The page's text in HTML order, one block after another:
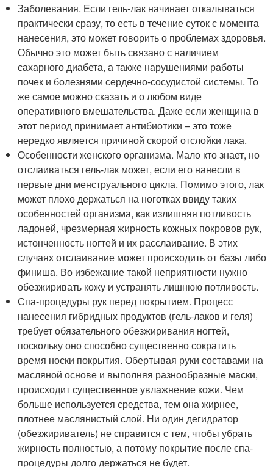
Заболевания. Если гель-лак начинает откалываться
практически сразу, то есть в течение суток с момента
нанесения, это может говорить о проблемах здоровья.
Обычно это может быть связано с наличием
сахарного диабета, а также нарушениями работы
почек и болезнями сердечно-сосудистой системы. То
же самое можно сказать и о любом виде
оперативного вмешательства. Даже если женщина в
этот период принимает антибиотики – это тоже
нередко является причиной скорой отслойки лака.
Особенности женского организма. Мало кто знает, но
отслаиваться гель-лак может, если его нанесли в
первые дни менструального цикла. Помимо этого, лак
может плохо держаться на ноготках ввиду таких
особенностей организма, как излишняя потливость
ладоней, чрезмерная жирность кожных покровов рук,
истонченность ногтей и их расслаивание. В этих
случаях отслаивание может происходить от базы либо
финиша. Во избежание такой неприятности нужно
обезжиривать кожу и устранять лишнюю потливость.
Спа-процедуры рук перед покрытием. Процесс
нанесения гибридных продуктов (гель-лаков и геля)
требует обязательного обезжиривания ногтей,
поскольку оно способно существенно сократить
время носки покрытия. Обертывая руки составами на
масляной основе и выполняя разнообразные маски,
происходит существенное увлажнение кожи. Чем
больше используется средства, тем она жирнее,
плотнее маслянистый слой. Ни один дегидратор
(обезжириватель) не справится с тем, чтобы убрать
жирность полностью, а потому покрытие после спа-
процедуры долго держаться не будет.